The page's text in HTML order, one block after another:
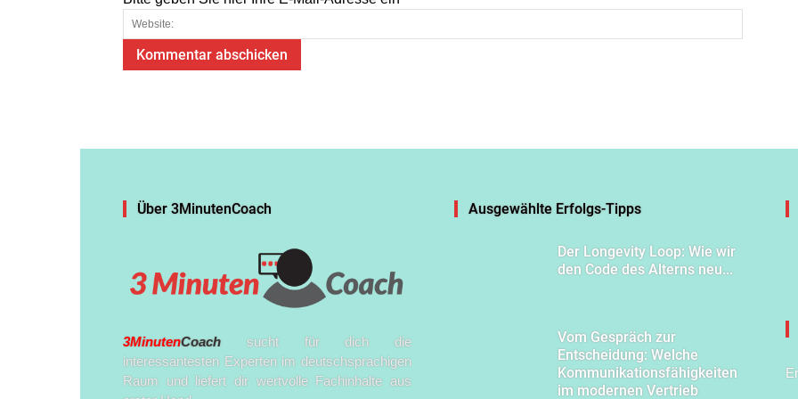
Über 3MinutenCoach
3MinutenCoach sucht für dich die
interessantesten Experten im deutschsprachigen
Raum und liefert dir wertvolle Fachinhalte aus
Ausgewählte Erfolgs-Tipps
Der Longevity Loop: Wie wir
den Code des Alterns neu...
Vom Gespräch zur
Entscheidung: Welche
Kommunikationsfähigkeiten
im modernen Vertrieb